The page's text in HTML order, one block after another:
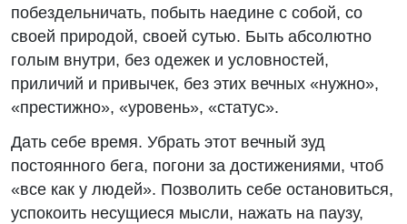
побездельничать, побыть наедине с собой, со
своей природой, своей сутью. Быть абсолютно
голым внутри, без одежек и условностей,
приличий и привычек, без этих вечных «нужно»,
«престижно», «уровень», «статус».
Дать себе время. Убрать этот вечный зуд
постоянного бега, погони за достижениями, чтоб
«все как у людей». Позволить себе остановиться,
успокоить несущиеся мысли, нажать на паузу,